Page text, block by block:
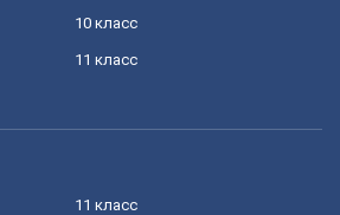
10 класс
11 класс
11 класс